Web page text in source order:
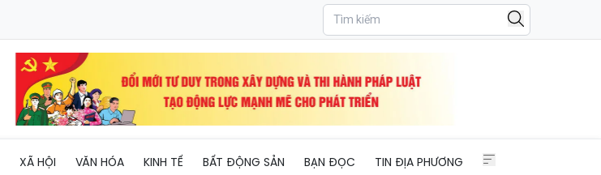
XÃ HỘI VĂN HÓA KINH TẾ BẤT ĐỘNG SẢN BẠN ĐỌC TIN ĐỊA PHƯƠNG